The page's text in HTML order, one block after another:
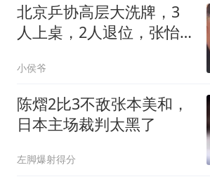
北京乒协高层大洗牌，3
人上桌，2人退位，张怡
小侯爷
陈熠2比3不敌张本美和，
日本主场裁判太黑了
左脚爆射得分